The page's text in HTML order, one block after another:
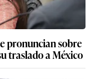
pronuncian sobre
traslado a México